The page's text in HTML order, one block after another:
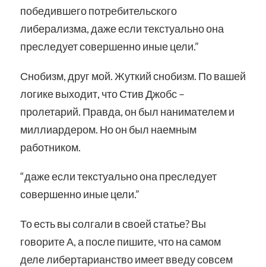
победившего потребительского
либерализма, даже если текстуально она
преследует совершенно иные цели.”
Снобизм, друг мой. Жуткий снобизм. По вашей
логике выходит, что Стив Джобс –
пролетарий. Правда, он был нанимателем и
миллиардером. Но он был наемным
работником.
“даже если текстуально она преследует
совершенно иные цели.”
То есть вы солгали в своей статье? Вы
говорите А, а после пишите, что на самом
деле либертарианство имеет введу совсем